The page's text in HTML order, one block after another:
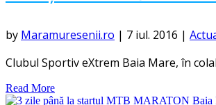
by Maramuresenii.ro | 7 iul. 2016 |
Clubul Sportiv eXtrem Baia Mare, în
Read More